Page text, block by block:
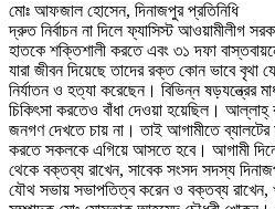
মোঃ আফজাল হোসেন, দিনাজপুর প্রতিনিধি
দ্রুত নির্বাচন না দিলে ফ্যাসিস্ট আওয়ামীলীগ
হাতকে শক্তিশালী করতে এবং ৩১ দফা
যারা জীবন দিয়েছে তাদের রক্ত কোন ভাবে বৃথা
নির্যাতন ও হত্যা করেছেন। বিভিন্ন ষড়যন্ত্রের
চিকিৎসা করতেও বাঁধা দেওয়া হয়েছিল। আল্লাহ্
জনগণ দেখতে চায় না। তাই আগামীতে ব্যালটের
করতে সকলকে এগিয়ে আসতে হবে। আগামী দিনে
থেকে বক্তব্য রাখেন, সাবেক সংসদ সদস্য
যৌথ সভায় সভাপতিত্ব করেন ও বক্তব্য রাখেন,